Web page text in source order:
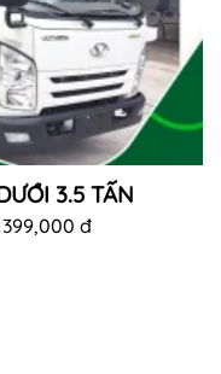
3.5 TẤN
399,000 đ